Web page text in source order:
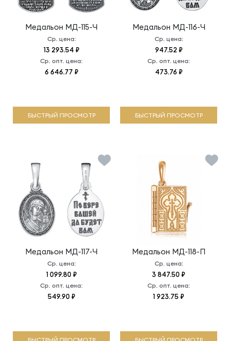
Медальон МД-115-Ч
Ср. цена:
13 293.54 ₽
Ср. опт. цена:
6 646.77 ₽
БЫСТРЫЙ ПРОСМОТР
Медальон МД-116-Ч
Ср. цена:
947.52 ₽
Ср. опт. цена:
473.76 ₽
БЫСТРЫЙ ПРОСМОТР
Медальон МД-117-Ч
Ср. цена:
1 099.80 ₽
Ср. опт. цена:
549.90 ₽
Медальон МД-118-П
Ср. цена:
3 847.50 ₽
Ср. опт. цена:
1 923.75 ₽